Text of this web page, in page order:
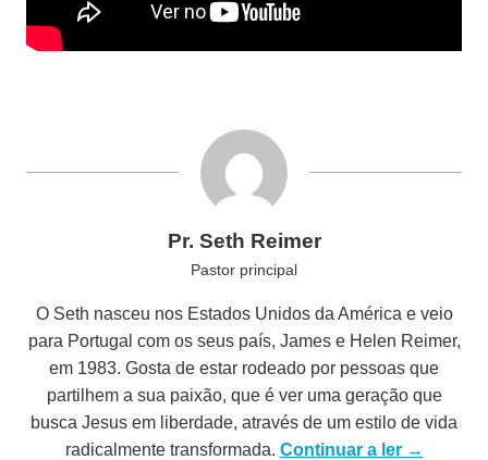
Pr. Seth Reimer
Pastor principal
O Seth nasceu nos Estados Unidos da América e veio
para Portugal com os seus país, James e Helen Reimer,
em 1983. Gosta de estar rodeado por pessoas que
partilhem a sua paixão, que é ver uma geração que
busca Jesus em liberdade, através de um estilo de vida
radicalmente transformada. Continuar a ler →